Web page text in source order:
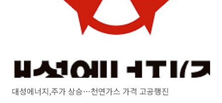
대성에너지,주가 상승…천연가스 가격 고공행진